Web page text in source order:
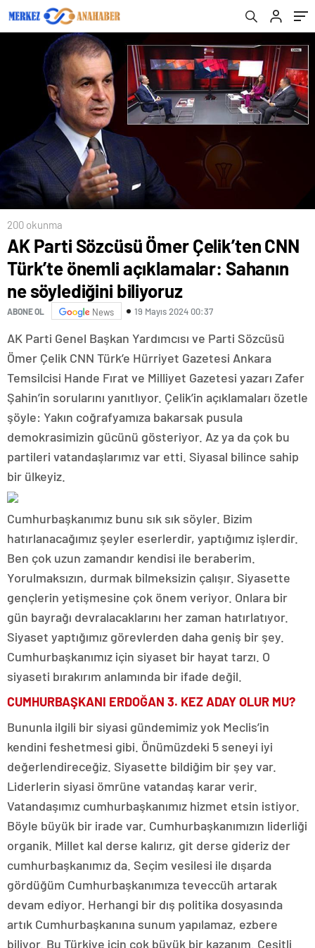
söylediğini biliyoruz
200 okunma
AK Parti Sözcüsü Ömer Çelik’ten CNN
Türk’te önemli açıklamalar: Sahanın
ne söylediğini biliyoruz
ABONE OL News 19 Mayıs 2024 00:37
AK Parti Genel Başkan Yardımcısı ve Parti Sözcüsü
Ömer Çelik CNN Türk’e Hürriyet Gazetesi Ankara
Temsilcisi Hande Fırat ve Milliyet Gazetesi yazarı Zafer
Şahin’in sorularını yanıtlıyor. Çelik’in açıklamaları özetle
şöyle: Yakın coğrafyamıza bakarsak pusula
demokrasimizin gücünü gösteriyor. Az ya da çok bu
partileri vatandaşlarımız var etti. Siyasal bilince sahip
bir ülkeyiz.
Cumhurbaşkanımız bunu sık sık söyler. Bizim
hatırlanacağımız şeyler eserlerdir, yaptığımız işlerdir.
Ben çok uzun zamandır kendisi ile beraberim.
Yorulmaksızın, durmak bilmeksizin çalışır. Siyasette
gençlerin yetişmesine çok önem veriyor. Onlara bir
gün bayrağı devralacaklarını her zaman hatırlatıyor.
Siyaset yaptığımız görevlerden daha geniş bir şey.
Cumhurbaşkanımız için siyaset bir hayat tarzı. O
siyaseti bırakırım anlamında bir ifade değil.
CUMHURBAŞKANI ERDOĞAN 3. KEZ ADAY OLUR MU?
Bununla ilgili bir siyasi gündemimiz yok Meclis’in
kendini feshetmesi gibi. Önümüzdeki 5 seneyi iyi
değerlendireceğiz. Siyasette bildiğim bir şey var.
Liderlerin siyasi ömrüne vatandaş karar verir.
Vatandaşımız cumhurbaşkanımız hizmet etsin istiyor.
Böyle büyük bir irade var. Cumhurbaşkanımızın liderliği
organik. Millet kal derse kalırız, git derse gideriz der
cumhurbaşkanımız da. Seçim vesilesi ile dışarda
gördüğüm Cumhurbaşkanımıza teveccüh artarak
devam ediyor. Herhangi bir dış politika dosyasında
artık Cumhurbaşkanına sunum yapılamaz, ezbere
biliyor. Bu Türkiye için çok büyük bir kazanım. Çeşitli